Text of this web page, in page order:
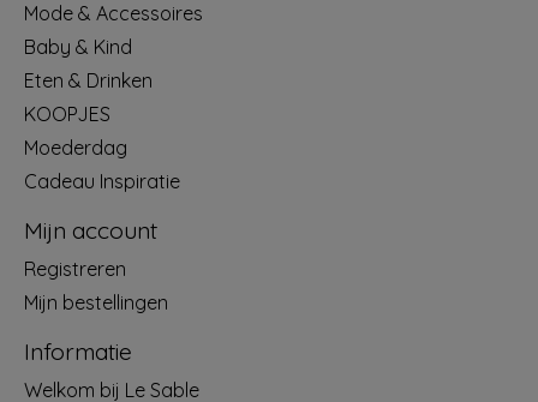
Mode & Accessoires
Baby & Kind
Eten & Drinken
KOOPJES
Moederdag
Cadeau Inspiratie
Mijn account
Registreren
Mijn bestellingen
Informatie
Welkom bij Le Sable